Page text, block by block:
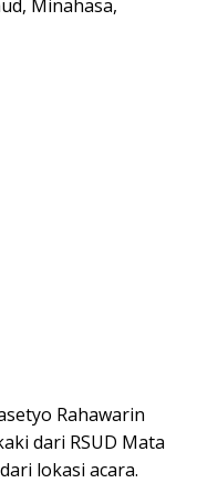
Minahasa,
Rahawarin
dari RSUD Mata
lokasi acara.